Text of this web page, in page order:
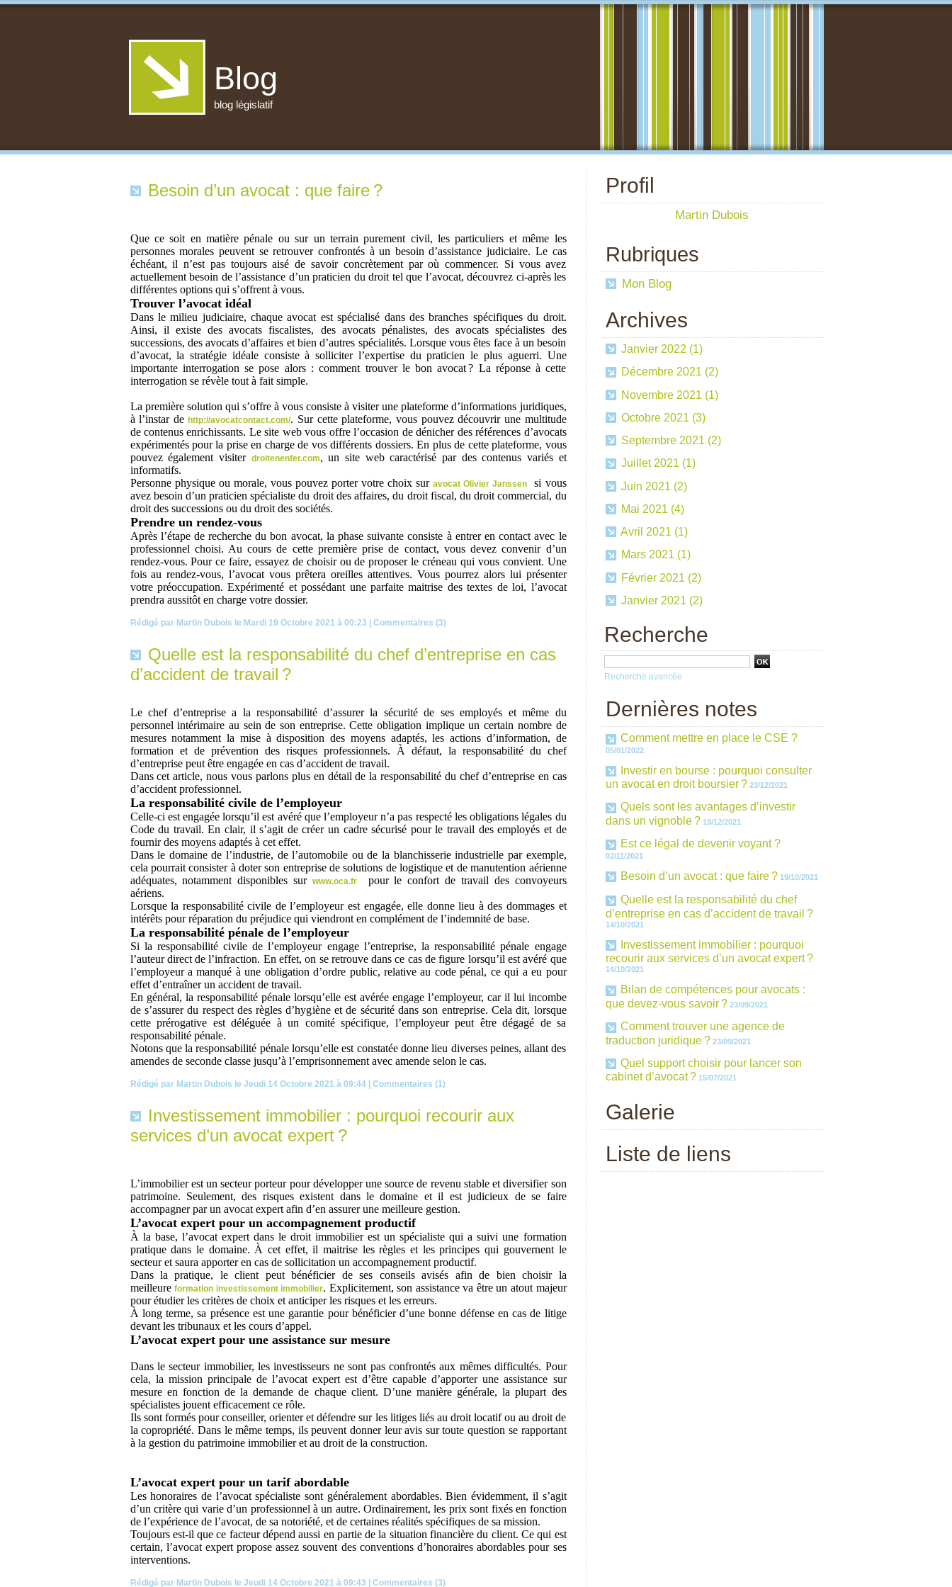
Blog
blog législatif
Besoin d’un avocat : que faire ?
Que ce soit en matière pénale ou sur un terrain purement civil, les particuliers et même les
personnes morales peuvent se retrouver confrontés à un besoin d’assistance judiciaire. Le cas
échéant, il n’est pas toujours aisé de savoir concrètement par où commencer. Si vous avez
actuellement besoin de l’assistance d’un praticien du droit tel que l’avocat, découvrez ci-après les
différentes options qui s’offrent à vous.
Trouver l’avocat idéal
Dans le milieu judiciaire, chaque avocat est spécialisé dans des branches spécifiques du droit.
Ainsi, il existe des avocats fiscalistes, des avocats pénalistes, des avocats spécialistes des
successions, des avocats d’affaires et bien d’autres spécialités. Lorsque vous êtes face à un besoin
d’avocat, la stratégie idéale consiste à solliciter l’expertise du praticien le plus aguerri. Une
importante interrogation se pose alors : comment trouver le bon avocat ? La réponse à cette
interrogation se révèle tout à fait simple.
La première solution qui s’offre à vous consiste à visiter une plateforme d’informations juridiques,
à l’instar dehttp://avocatcontact.com/. Sur cette plateforme, vous pouvez découvrir une multitude
de contenus enrichissants. Le site web vous offre l’occasion de dénicher des références d’avocats
expérimentés pour la prise en charge de vos différents dossiers. En plus de cette plateforme, vous
pouvez également visiter droitenenfer.com, un site web caractérisé par des contenus variés et
informatifs.
Personne physique ou morale, vous pouvez porter votre choix suravocat Olivier Janssen
si vous
avez besoin d’un praticien spécialiste du droit des affaires, du droit fiscal, du droit commercial, du
droit des successions ou du droit des sociétés.
Prendre un rendez-vous
Après l’étape de recherche du bon avocat, la phase suivante consiste à entrer en contact avec le
professionnel choisi. Au cours de cette première prise de contact, vous devez convenir d’un
rendez-vous. Pour ce faire, essayez de choisir ou de proposer le créneau qui vous convient. Une
fois au rendez-vous, l’avocat vous prêtera oreilles attentives. Vous pourrez alors lui présenter
votre préoccupation. Expérimenté et possédant une parfaite maitrise des textes de loi, l’avocat
prendra aussitôt en charge votre dossier.
Rédigé par Martin Dubois le Mardi 19 Octobre 2021 à 00:23 Commentaires (3)
Quelle est la responsabilité du chef d’entreprise en cas
d’accident de travail ?
Le chef d’entreprise a la responsabilité d’assurer la sécurité de ses employés et même du
personnel intérimaire au sein de son entreprise. Cette obligation implique un certain nombre de
mesures notamment la mise à disposition des moyens adaptés, les actions d’information, de
formation et de prévention des risques professionnels. À défaut, la responsabilité du chef
d’entreprise peut être engagée en cas d’accident de travail.
Dans cet article, nous vous parlons plus en détail de la responsabilité du chef d’entreprise en cas
d’accident professionnel.
La responsabilité civile de l’employeur
Celle-ci est engagée lorsqu’il est avéré que l’employeur n’a pas respecté les obligations légales du
Code du travail. En clair, il s’agit de créer un cadre sécurisé pour le travail des employés et de
fournir des moyens adaptés à cet effet.
Dans le domaine de l’industrie, de l’automobile ou de la blanchisserie industrielle par exemple,
cela pourrait consister à doter son entreprise de solutions de logistique et de manutention aérienne
adéquates, notamment disponibles sur www.oca.frpour le confort de travail des convoyeurs
aériens.
Lorsque la responsabilité civile de l’employeur est engagée, elle donne lieu à des dommages et
intérêts pour réparation du préjudice qui viendront en complément de l’indemnité de base.
La responsabilité pénale de l’employeur
Si la responsabilité civile de l’employeur engage l’entreprise, la responsabilité pénale engage
l’auteur direct de l’infraction. En effet, on se retrouve dans ce cas de figure lorsqu’il est avéré que
l’employeur a manqué à une obligation d’ordre public, relative au code pénal, ce qui a eu pour
effet d’entraîner un accident de travail.
En général, la responsabilité pénale lorsqu’elle est avérée engage l’employeur, car il lui incombe
de s’assurer du respect des règles d’hygiène et de sécurité dans son entreprise. Cela dit, lorsque
cette prérogative est déléguée à un comité spécifique, l’employeur peut être dégagé de sa
responsabilité pénale.
Notons que la responsabilité pénale lorsqu’elle est constatée donne lieu diverses peines, allant des
amendes de seconde classe jusqu’à l’emprisonnement avec amende selon le cas.
Rédigé par Martin Dubois le Jeudi 14 Octobre 2021 à 09:44 Commentaires (1)
Investissement immobilier : pourquoi recourir aux
services d’un avocat expert ?
L’immobilier est un secteur porteur pour développer une source de revenu stable et diversifier son
patrimoine. Seulement, des risques existent dans le domaine et il est judicieux de se faire
accompagner par un avocat expert afin d’en assurer une meilleure gestion.
L’avocat expert pour un accompagnement productif
À la base, l’avocat expert dans le droit immobilier est un spécialiste qui a suivi une formation
pratique dans le domaine. À cet effet, il maitrise les règles et les principes qui gouvernent le
secteur et saura apporter en cas de sollicitation un accompagnement productif.
Dans la pratique, le client peut bénéficier de ses conseils avisés afin de bien choisir la
meilleureformation investissement immobilier. Explicitement, son assistance va être un atout majeur
pour étudier les critères de choix et anticiper les risques et les erreurs.
À long terme, sa présence est une garantie pour bénéficier d’une bonne défense en cas de litige
devant les tribunaux et les cours d’appel.
L’avocat expert pour une assistance sur mesure
Dans le secteur immobilier, les investisseurs ne sont pas confrontés aux mêmes difficultés. Pour
cela, la mission principale de l’avocat expert est d’être capable d’apporter une assistance sur
mesure en fonction de la demande de chaque client. D’une manière générale, la plupart des
spécialistes jouent efficacement ce rôle.
Ils sont formés pour conseiller, orienter et défendre sur les litiges liés au droit locatif ou au droit de
la copropriété. Dans le même temps, ils peuvent donner leur avis sur toute question se rapportant
à la gestion du patrimoine immobilier et au droit de la construction.
L’avocat expert pour un tarif abordable
Les honoraires de l’avocat spécialiste sont généralement abordables. Bien évidemment, il s’agit
d’un critère qui varie d’un professionnel à un autre. Ordinairement, les prix sont fixés en fonction
de l’expérience de l’avocat, de sa notoriété, et de certaines réalités spécifiques de sa mission.
Toujours est-il que ce facteur dépend aussi en partie de la situation financière du client. Ce qui est
certain, l’avocat expert propose assez souvent des conventions d’honoraires abordables pour ses
interventions.
Rédigé par Martin Dubois le Jeudi 14 Octobre 2021 à 09:43 Commentaires (3)
Profil
Martin Dubois
Rubriques
Mon Blog
Archives
Janvier 2022 (1)
Décembre 2021 (2)
Novembre 2021 (1)
Octobre 2021 (3)
Septembre 2021 (2)
Juillet 2021 (1)
Juin 2021 (2)
Mai 2021 (4)
Avril 2021 (1)
Mars 2021 (1)
Février 2021 (2)
Janvier 2021 (2)
Recherche
Recherche avancée
Dernières notes
Comment mettre en place le CSE ?
05/01/2022
Investir en bourse : pourquoi consulter
un avocat en droit boursier ? 23/12/2021
Quels sont les avantages d’investir
dans un vignoble ? 19/12/2021
Est ce légal de devenir voyant ?
02/11/2021
Besoin d’un avocat : que faire ? 19/10/2021
Quelle est la responsabilité du chef
d’entreprise en cas d’accident de travail ?
14/10/2021
Investissement immobilier : pourquoi
recourir aux services d’un avocat expert ?
14/10/2021
Bilan de compétences pour avocats :
que devez-vous savoir ? 23/09/2021
Comment trouver une agence de
traduction juridique ? 23/09/2021
Quel support choisir pour lancer son
cabinet d’avocat ? 15/07/2021
Galerie
Liste de liens